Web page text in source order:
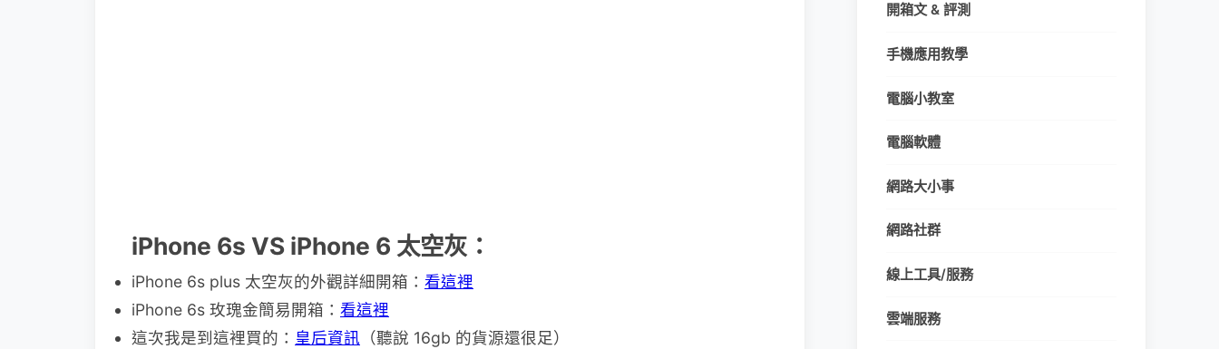
iPhone 6s VS iPhone 6 太空灰：
iPhone 6s plus 太空灰的外觀詳細開箱： 看這裡
iPhone 6s 玫瑰金簡易開箱： 看這裡
這次我是到這裡買的： 皇后資訊 （聽說 16gb 的貨源還很足）
開箱文 & 評測
手機應用教學
電腦小教室
電腦軟體
網路大小事
網路社群
線上工具/服務
雲端服務